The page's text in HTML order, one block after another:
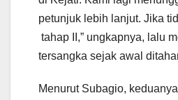
petunjuk lebih lanjut. Jika
tahap II,” ungkapnya, lalu
tersangka sejak awal
Menurut Subagio,